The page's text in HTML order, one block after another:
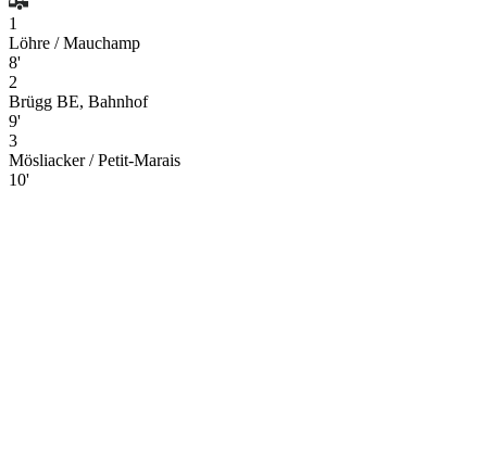
1
Löhre / Mauchamp
8'
2
Brügg BE, Bahnhof
9'
3
Mösliacker / Petit-Marais
10'